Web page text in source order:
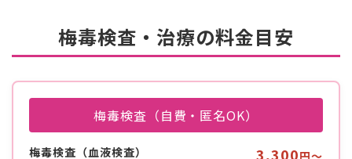
梅毒検査・治療の料金目安
梅毒検査（自費・匿名OK）
梅毒検査（血液検査） 3,300円〜